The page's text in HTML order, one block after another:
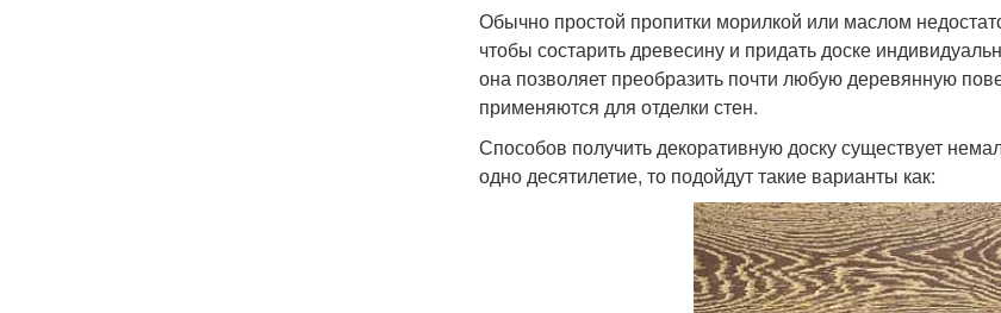
Обычно простой пропитки морилкой или маслом
чтобы состарить древесину и придать доске
она позволяет преобразить почти любую деревянную
применяются для отделки стен.
Способов получить декоративную доску существует
одно десятилетие, то подойдут такие варианты как: